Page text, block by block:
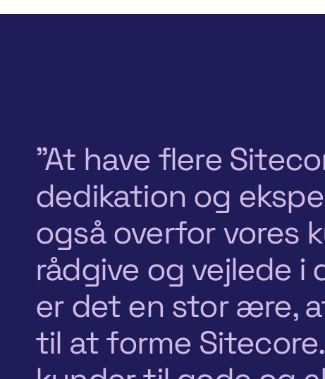
"At have flere
dedikation og
også overfor vores
rådgive og vejlede i
er det en stor ære,
til at forme